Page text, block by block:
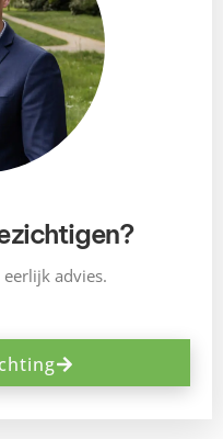
eerlijk advies.